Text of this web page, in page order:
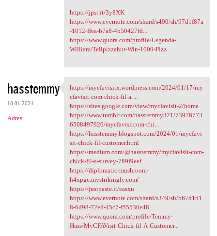
https://jpst.it/3y8XK
https://www.evernote.com/shard/s490/sh/97d1f87a
-1012-ffea-b7a8-4b50427fd...
https://www.quora.com/profile/Legenda-
William/Tellpizzahut-Win-1000-Pizz...
hasstemmy
18.01.2024
Adres
https://mycfavisitx.wordpress
https://mycfavisitx.wordpress.com/2024/01/17/my
cfavisit-com-chick-fil-a-...
https://sites.google.com/view/mycfavisit-2/home
https://www.tumblr.com/hasstemmy321/73976773
6508497920/mycfavisitcom-chi...
https://hasstemmy.blogspot.com/2024/01/mycfavi
sit-chick-fil-customer.html
https://medium.com/@hasstemmy/mycfavisit-com-
chick-fil-a-survey-789f9eef...
https://diplomatic-mushroom-
h4xpgc.mystrikingly.com/
https://justpaste.it/easxu
https://www.evernote.com/shard/s349/sh/b67d1b1
8-6d98-72ed-45c7-f55530e48...
https://www.quora.com/profile/Temmy-
Hass/MyCFAVisit-Chick-fil-A-Customer...